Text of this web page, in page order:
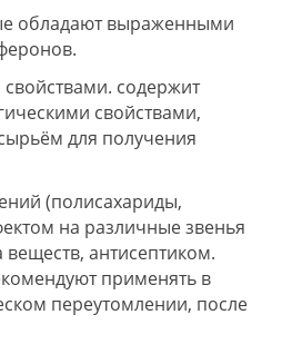
обладают выраженными
содержит
свойствами,
для получения
(полисахариды,
на различные звенья
антисептиком.
применять в
переутомлении, после